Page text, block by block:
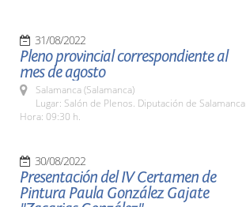
31/08/2022
Pleno provincial correspondiente al
mes de agosto
Salamanca (Salamanca)
Lugar: Salón de Plenos. Diputación de Salamanca
Hora: 09:30 h.
30/08/2022
Presentación del IV Certamen de
Pintura Paula González Gajate